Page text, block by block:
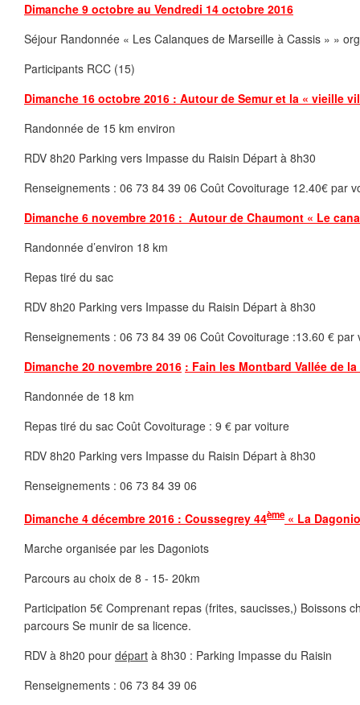
Dimanche 9 octobre au Vendredi 14 octobre 2016
Séjour Randonnée « Les Calanques de Marseille à Cassis » »
Participants RCC (15)
Dimanche 16 octobre 2016 : Autour de Semur et la « vieille
Randonnée de 15 km environ
RDV 8h20 Parking vers Impasse du Raisin Départ à 8h30
Renseignements : 06 73 84 39 06 Coût Covoiturage 12.40€ par
Dimanche 6 novembre 2016 : Autour de Chaumont « Le
Randonnée d’environ 18 km
Repas tiré du sac
RDV 8h20 Parking vers Impasse du Raisin Départ à 8h30
Renseignements : 06 73 84 39 06 Coût Covoiturage :13.60 € par
Dimanche 20 novembre 2016 : Fain les Montbard Vallée de
Randonnée de 18 km
Repas tiré du sac Coût Covoiturage : 9 € par voiture
RDV 8h20 Parking vers Impasse du Raisin Départ à 8h30
Renseignements : 06 73 84 39 06
Dimanche 4 décembre 2016 : Coussegrey 44ème « La
Marche organisée par les Dagoniots
Parcours au choix de 8 - 15- 20km
Participation 5€ Comprenant repas (frites, saucisses,) Boissons
parcours Se munir de sa licence.
RDV à 8h20 pour départ à 8h30 : Parking Impasse du Raisin
Renseignements : 06 73 84 39 06